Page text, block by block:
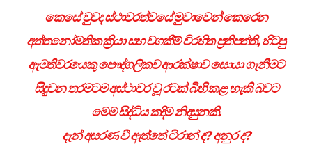
කෙසේ වුවද ස්ථාවරත්වයේ මුවාවෙන් කෙරෙන
අත්තනෝමතික ක්‍රියා සහ වගකීම් විරහිත ප්‍රතිපත්ති, හිටපු
ඇමතිවරයෙකු පෞද්ගලිකව ආරක්ෂාව සොයා ගැනීමට
සිදුවන තරමටම අස්ථාවර වූ රටක් බිහි කළ හැකි බවට
මෙම සිද්ධිය කදිම නිදසුනකි.
දැන් අසරණ වී ඇත්තේ ටිරාන් ද? අනුර ද?